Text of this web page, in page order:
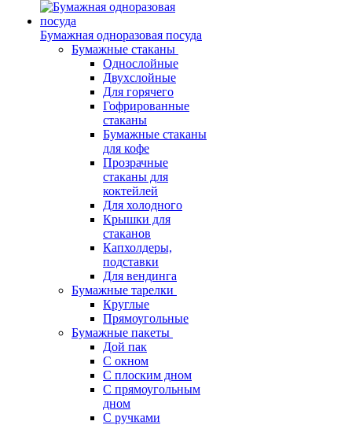
Бумажная одноразовая посуда
Бумажные стаканы
Однослойные
Двухслойные
Для горячего
Гофрированные
стаканы
Бумажные стаканы
для кофе
Прозрачные
стаканы для
коктейлей
Для холодного
Крышки для
стаканов
Капхолдеры,
подставки
Для вендинга
Бумажные тарелки
Круглые
Прямоугольные
Бумажные пакеты
Дой пак
С окном
С плоским дном
С прямоугольным
дном
С ручками